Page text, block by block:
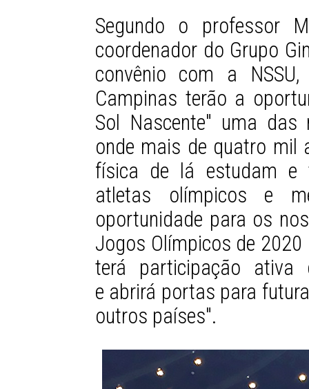
Segundo o professor
coordenador do Grupo
convênio com a
Campinas terão a
Sol Nascente" uma das
onde mais de quatro mil
física de lá estudam e
atletas olímpicos e
oportunidade para os
Jogos Olímpicos de
terá participação ativa
e abrirá portas para
outros países".